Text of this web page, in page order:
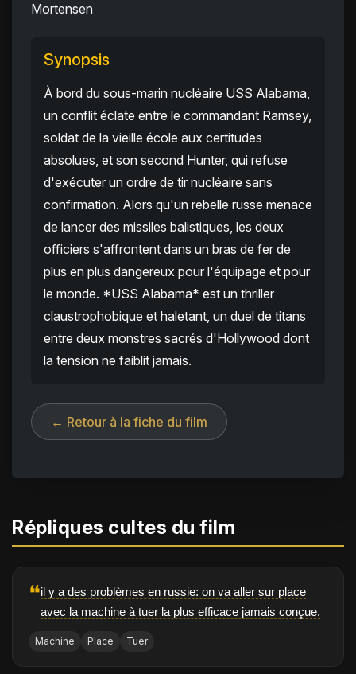
Mortensen
Synopsis
À bord du sous-marin nucléaire USS Alabama,
un conflit éclate entre le commandant Ramsey,
soldat de la vieille école aux certitudes
absolues, et son second Hunter, qui refuse
d'exécuter un ordre de tir nucléaire sans
confirmation. Alors qu'un rebelle russe menace
de lancer des missiles balistiques, les deux
officiers s'affrontent dans un bras de fer de
plus en plus dangereux pour l'équipage et pour
le monde. *USS Alabama* est un thriller
claustrophobique et haletant, un duel de titans
entre deux monstres sacrés d'Hollywood dont
la tension ne faiblit jamais.
← Retour à la fiche du film
Répliques cultes du film
❝il y a des problèmes en russie: on va aller sur place
avec la machine à tuer la plus efficace jamais conçue.
Machine Place Tuer